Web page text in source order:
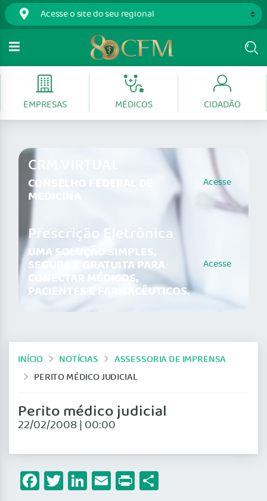
EMPRESAS MÉDICOS CIDADÃO
CRM VIRTUAL
CONSELHO FEDERAL DE
MEDICINA
Acesse
Prescrição Eletrônica
UMA SOLUÇÃO SIMPLES,
SEGURA E GRATUITA PARA
CONECTAR MÉDICOS,
PACIENTES E FARMACÊUTICOS.
Acesse
INÍCIO NOTÍCIAS
ASSESSORIA DE IMPRENSA
PERITO MÉDICO JUDICIAL
Perito médico judicial
22/02/2008 | 00:00
Facebook
Twitter
LinkedIn
Email
Print